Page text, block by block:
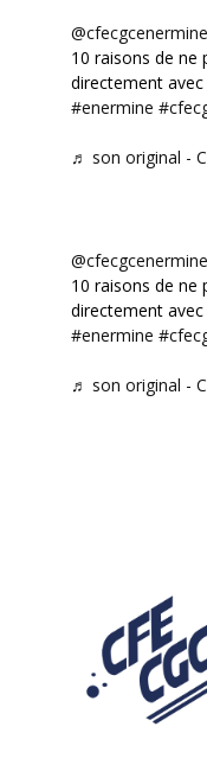
@cfecgcenermine
10 raisons de ne
directement
#enermine
♬ son original -
@cfecgcenermine
10 raisons de ne
directement
#enermine
♬ son original -